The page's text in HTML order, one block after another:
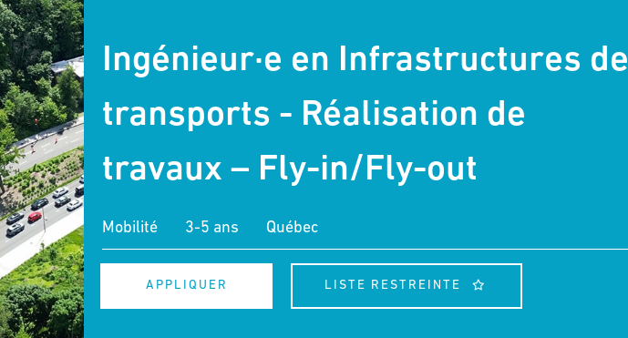
Ingénieur·e en Infrastructures de
transports - Réalisation de
travaux – Fly-in/Fly-out
Mobilité 3-5 ans Québec
APPLIQUER LISTE RESTREINTE